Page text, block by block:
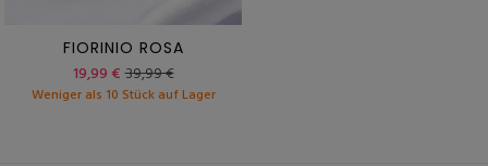
FIORINIO ROSA
19,99 €39,99 €
Weniger als 10 Stück auf Lager